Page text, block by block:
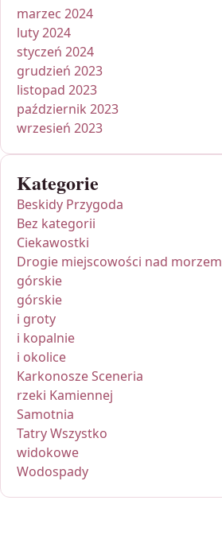
marzec 2024
luty 2024
styczeń 2024
grudzień 2023
listopad 2023
październik 2023
wrzesień 2023
Kategorie
Beskidy Przygoda
Bez kategorii
Ciekawostki
Drogie miejscowości nad morzem
górskie
górskie
i groty
i kopalnie
i okolice
Karkonosze Sceneria
rzeki Kamiennej
Samotnia
Tatry Wszystko
widokowe
Wodospady